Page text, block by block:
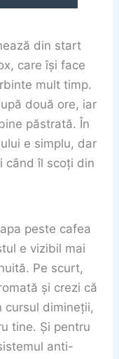
din start
care își face
mult timp.
două ore, iar
păstrată. În
e simplu, dar
când îl scoți din
peste cafea
e vizibil mai
Pe scurt,
și crezi că
cursul dimineții,
tine. Și pentru
anti-